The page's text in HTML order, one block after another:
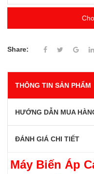
Share:
THÔNG TIN SẢN PHẨM
HƯỚNG DẪN MUA
ĐÁNH GIÁ CHI TIẾT
Máy Biến Áp